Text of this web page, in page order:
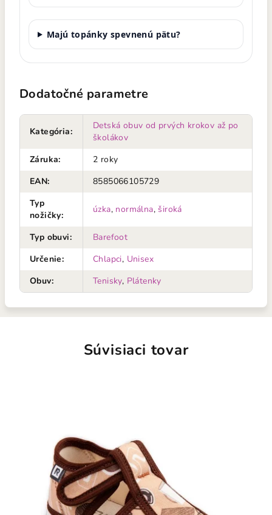
Majú topánky spevnenú pätu?
Dodatočné parametre
Kategória:
Detská obuv od prvých krokov až po
školákov
Záruka:
2 roky
EAN:
8585066105729
Typ
nožičky:
úzka, normálna, široká
Typ obuvi:
Barefoot
Určenie: Chlapci, Unisex
Obuv: Tenisky, Plátenky
Súvisiaci tovar